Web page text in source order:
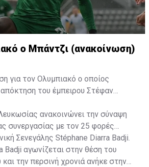
ο Μπάντζι (ανακοίνωση)
για τον Ολυμπιακό ο οποίος
του έμπειρου Στέφαν
ανακοινώνει την σύναψη
συνεργασίας με τον 25 φορές
Σενεγάλης Stéphane Diarra Badji.
Badji αγωνίζεται στην θέση του
την περσινή χρονιά ανήκε στην